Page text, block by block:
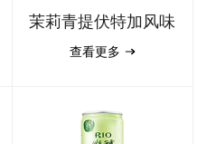
茉莉青提伏特加风味
查看更多